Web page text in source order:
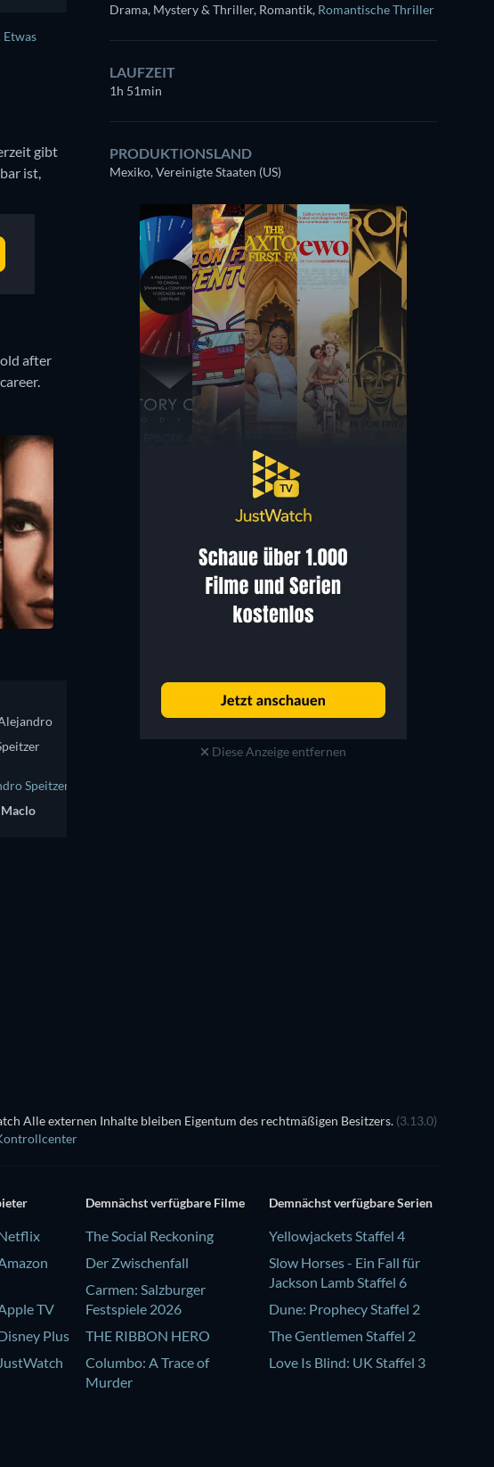
Etwas
gibt
ist,
after
Drama, Mystery & Thriller, Romantik, Romantische Thriller
LAUFZEIT
1h 51min
PRODUKTIONSLAND
Mexiko, Vereinigte Staaten (US)
Diese Anzeige entfernen
Speitzer
Maclo
Alle externen Inhalte bleiben Eigentum des rechtmäßigen Besitzers. (3.13.0)
TV
Plus
Demnächst verfügbare Filme
The Social Reckoning
Der Zwischenfall
Carmen: Salzburger
Festspiele 2026
THE RIBBON HERO
Columbo: A Trace of
Murder
Demnächst verfügbare Serien
Yellowjackets Staffel 4
Slow Horses - Ein Fall für
Jackson Lamb Staffel 6
Dune: Prophecy Staffel 2
The Gentlemen Staffel 2
Love Is Blind: UK Staffel 3